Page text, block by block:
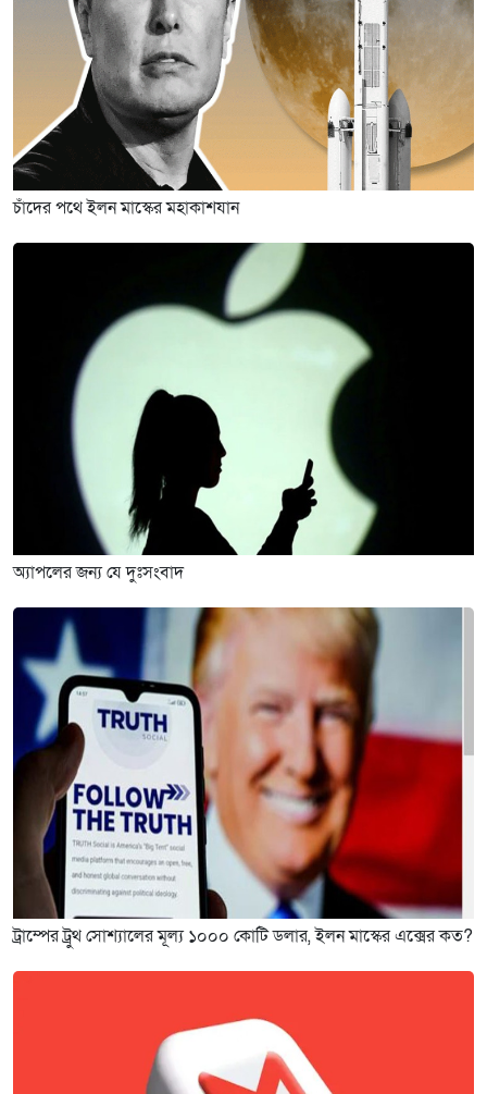
চাঁদের পথে ইলন মাস্কের মহাকাশযান
অ্যাপলের জন্য যে দুঃসংবাদ
ট্রাম্পের ট্রুথ সোশ্যালের মূল্য ১০০০ কোটি ডলার, ইলন মাস্কের এক্সের কত?